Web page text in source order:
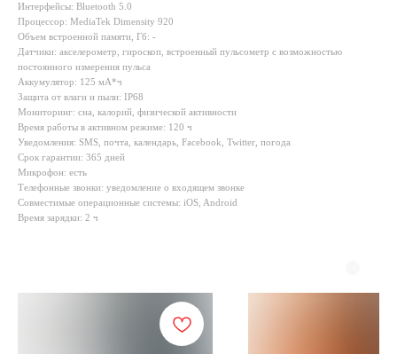
Интерфейсы: Bluetooth 5.0
Процессор: MediaTek Dimensity 920
Объем встроенной памяти, Гб: -
Датчики: акселерометр, гироскоп, встроенный пульсометр с возможностью
постоянного измерения пульса
Аккумулятор: 125 мА*ч
Защита от влаги и пыли: IP68
Мониторинг: сна, калорий, физической активности
Время работы в активном режиме: 120 ч
Уведомления: SMS, почта, календарь, Facebook, Twitter, погода
Срок гарантии: 365 дней
Микрофон: есть
Телефонные звонки: уведомление о входящем звонке
Совместимые операционные системы: iOS, Android
Время зарядки: 2 ч